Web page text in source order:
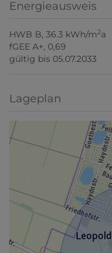
Energieausweis
HWB B, 36.3 kWh/m2a
fGEE A+, 0,69
gültig bis 05.07.2033
Lageplan